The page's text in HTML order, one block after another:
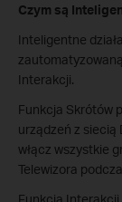
Czym są
Inteligentne
Interakcji.
Funkcja Skrótów
urządzeń z siecią
włącz wszystkie
Telewizora